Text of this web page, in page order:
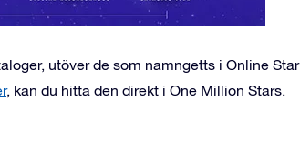
utöver de som namngetts i Online Star
, kan du hitta den direkt i One Million Stars.